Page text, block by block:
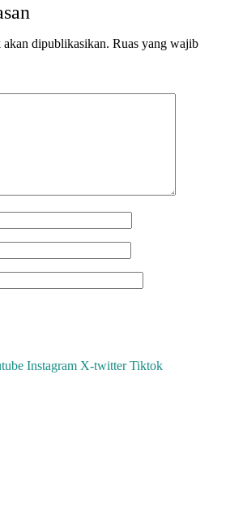
dipublikasikan. Ruas yang wajib
Instagram X-twitter Tiktok